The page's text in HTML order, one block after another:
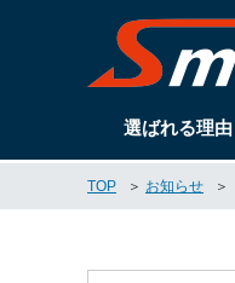
選ばれる理由
TOP お知らせ